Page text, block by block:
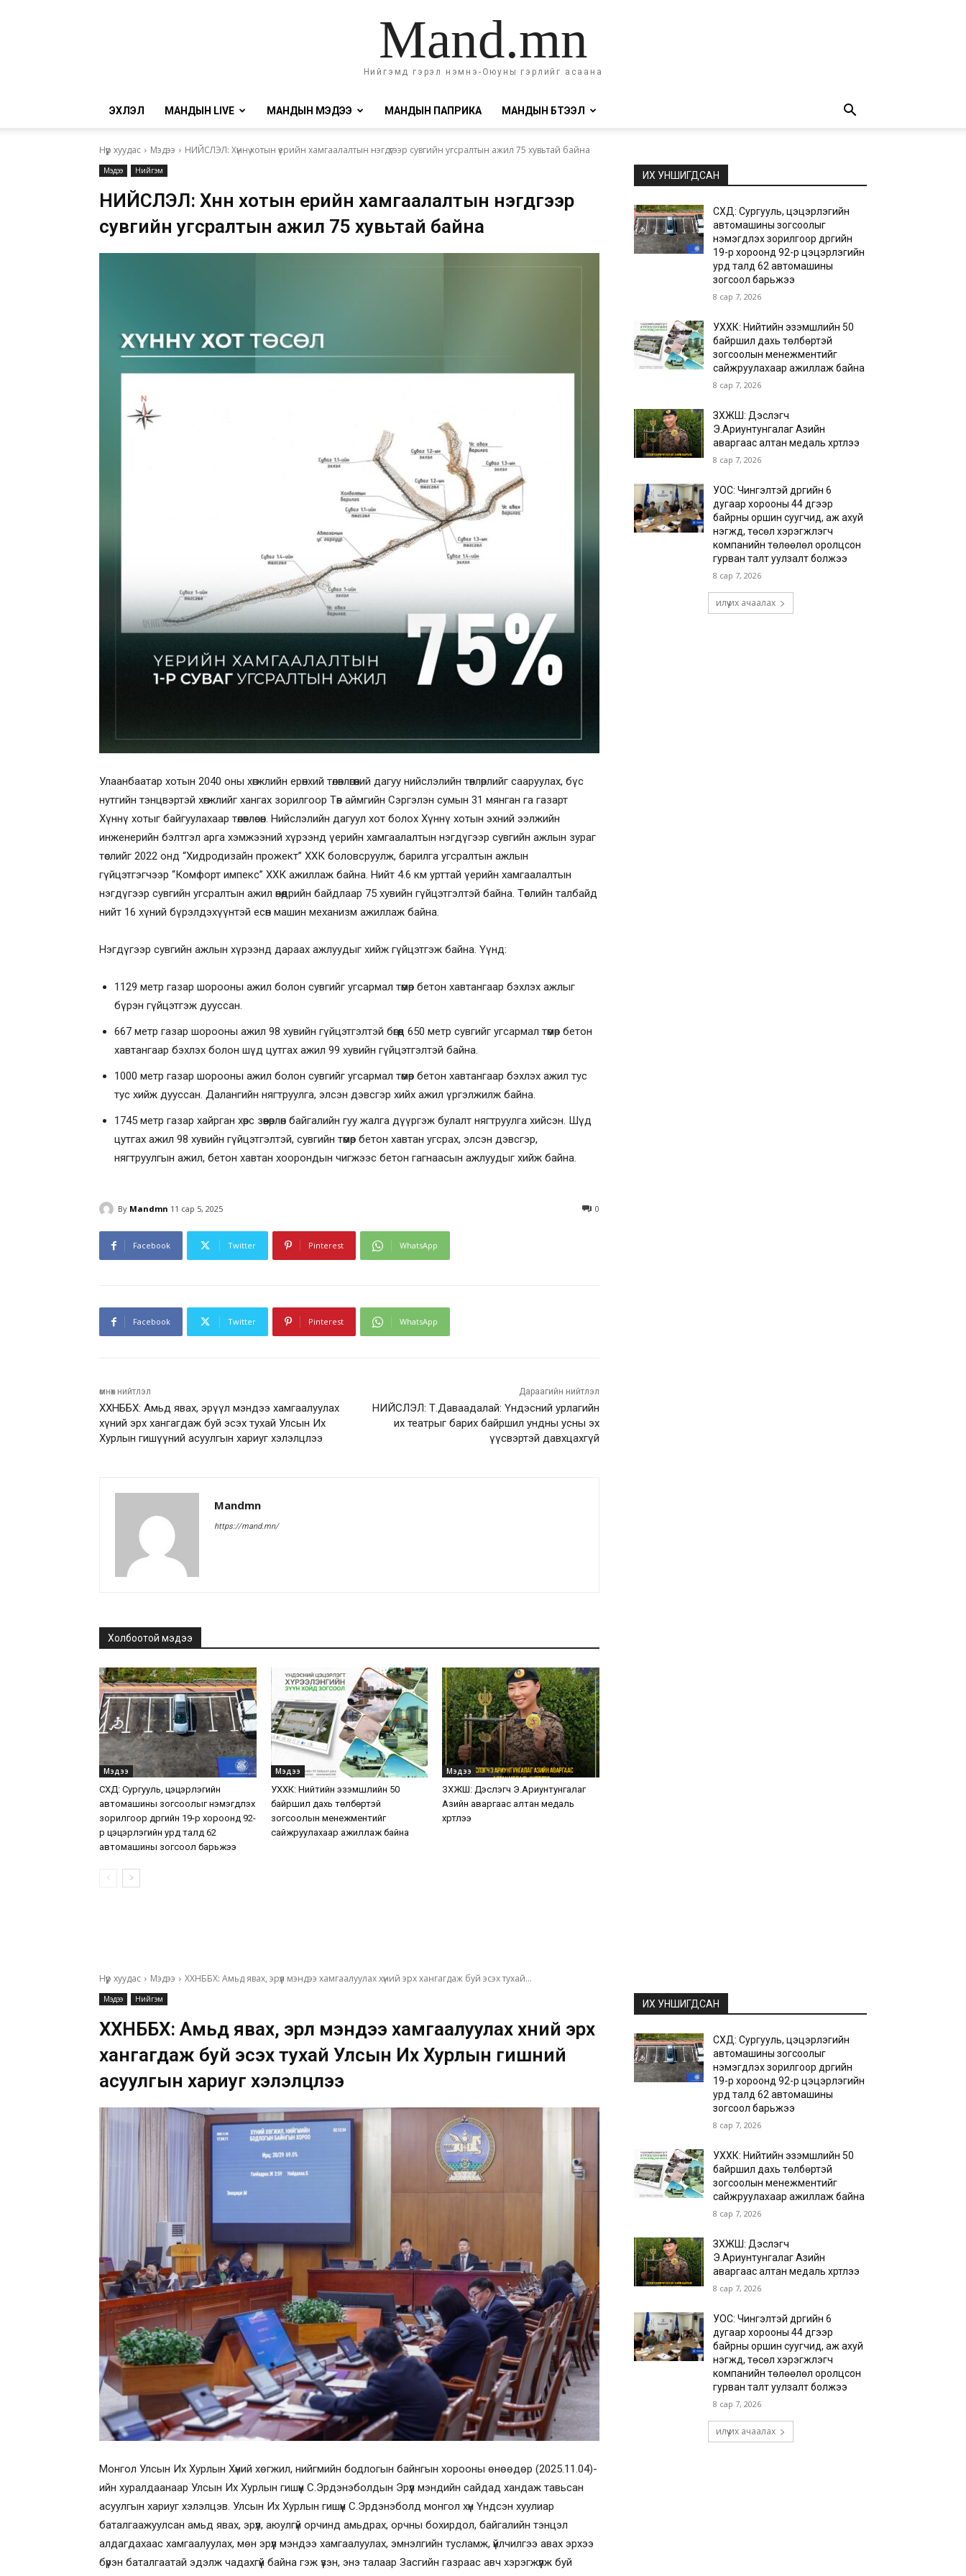
Mand.mn
Нийгэмд гэрэл нэмнэ-Оюуны гэрлийг асаана
ЭХЛЭЛ МАНДЫН LIVE МАНДЫН МЭДЭЭ МАНДЫН ПАПРИКА МАНДЫН БҮТЭЭЛ
Нүүр хуудас Мэдээ НИЙСЛЭЛ: Хүннү хотын үерийн хамгаалалтын нэгдүгээр сувгийн угсралтын ажил 75 хувьтай байна
Мэдээ Нийгэм
НИЙСЛЭЛ: Хүннү хотын үерийн хамгаалалтын нэгдүгээр
сувгийн угсралтын ажил 75 хувьтай байна
Улаанбаатар хотын 2040 оны хөгжлийн ерөнхий төлөвлөгөөний дагуу нийслэлийн төвлөрлийг сааруулах, бүс
нутгийн тэнцвэртэй хөгжлийг хангах зорилгоор Төв аймгийн Сэргэлэн сумын 31 мянган га газарт
Хүннү хотыг байгуулахаар төлөвлөсөн. Нийслэлийн дагуул хот болох Хүннү хотын эхний ээлжийн
инженерийн бэлтгэл арга хэмжээний хүрээнд үерийн хамгаалалтын нэгдүгээр сувгийн ажлын зураг
төслийг 2022 онд “Хидродизайн прожект” ХХК боловсруулж, барилга угсралтын ажлын
гүйцэтгэгчээр “Комфорт импекс” ХХК ажиллаж байна. Нийт 4.6 км урттай үерийн хамгаалалтын
нэгдүгээр сувгийн угсралтын ажил өнөөдрийн байдлаар 75 хувийн гүйцэтгэлтэй байна. Төслийн талбайд
нийт 16 хүний бүрэлдэхүүнтэй есөн машин механизм ажиллаж байна.
Нэгдүгээр сувгийн ажлын хүрээнд дараах ажлуудыг хийж гүйцэтгэж байна. Үүнд:
1129 метр газар шорооны ажил болон сувгийг угсармал төмөр бетон хавтангаар бэхлэх ажлыг
бүрэн гүйцэтгэж дууссан.
667 метр газар шорооны ажил 98 хувийн гүйцэтгэлтэй бөгөөд 650 метр сувгийг угсармал төмөр бетон
хавтангаар бэхлэх болон шүд цутгах ажил 99 хувийн гүйцэтгэлтэй байна.
1000 метр газар шорооны ажил болон сувгийг угсармал төмөр бетон хавтангаар бэхлэх ажил тус
тус хийж дууссан. Далангийн нягтруулга, элсэн дэвсгэр хийх ажил үргэлжилж байна.
1745 метр газар хайрган хөрс зөөвөрлөн байгалийн гуу жалга дүүргэж булалт нягтруулга хийсэн. Шүд
цутгах ажил 98 хувийн гүйцэтгэлтэй, сувгийн төмөр бетон хавтан угсрах, элсэн дэвсгэр,
нягтруулгын ажил, бетон хавтан хоорондын чигжээс бетон гагнаасын ажлуудыг хийж байна.
By Mandmn 11 сар 5, 2025 0
Facebook Twitter Pinterest WhatsApp
Facebook Twitter Pinterest WhatsApp
өмнөх нийтлэл
ХХНББХ: Амьд явах, эрүүл мэндээ хамгаалуулах
хүний эрх хангагдаж буй эсэх тухай Улсын Их
Хурлын гишүүний асуулгын хариуг хэлэлцлээ
Дараагийн нийтлэл
НИЙСЛЭЛ: Т.Даваадалай: Үндэсний урлагийн
их театрыг барих байршил ундны усны эх
үүсвэртэй давхцахгүй
Mandmn
https://mand.mn/
Холбоотой мэдээ
Мэдээ
СХД: Сургууль, цэцэрлэгийн
автомашины зогсоолыг нэмэгдүүлэх
зорилгоор дүүргийн 19-р хороонд 92-
р цэцэрлэгийн урд талд 62
автомашины зогсоол барьжээ
Мэдээ
УХХК: Нийтийн эзэмшлийн 50
байршил дахь төлбөртэй
зогсоолын менежментийг
сайжруулахаар ажиллаж байна
Мэдээ
ЗХЖШ: Дэслэгч Э.Ариунтунгалаг
Азийн аваргаас алтан медаль
хүртлээ
ИХ УНШИГДСАН
СХД: Сургууль, цэцэрлэгийн
автомашины зогсоолыг
нэмэгдүүлэх зорилгоор дүүргийн
19-р хороонд 92-р цэцэрлэгийн
урд талд 62 автомашины
зогсоол барьжээ
8 сар 7, 2026
УХХК: Нийтийн эзэмшлийн 50
байршил дахь төлбөртэй
зогсоолын менежментийг
сайжруулахаар ажиллаж байна
8 сар 7, 2026
ЗХЖШ: Дэслэгч
Э.Ариунтунгалаг Азийн
аваргаас алтан медаль хүртлээ
8 сар 7, 2026
УОС: Чингэлтэй дүүргийн 6
дугаар хорооны 44 дүгээр
байрны оршин суугчид, аж ахуй
нэгжүүд, төсөл хэрэгжүүлэгч
компанийн төлөөлөл оролцсон
гурван талт уулзалт болжээ
8 сар 7, 2026
илүү их ачаалах